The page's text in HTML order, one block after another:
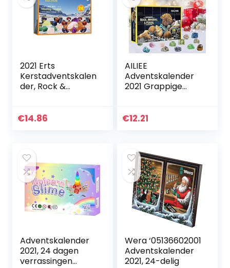
2021 Erts
Kerstadventskalen
der, Rock &
met 24 stuks
€14.86
AILIEE
Adventskalender
2021 Grappige
speelgoed
€12.21
Adventskalender
2021, 24 dagen
verrassingen
Wera ‘05136602001
Adventskalender
2021, 24-delig